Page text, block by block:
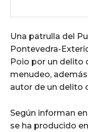
Una patrulla del
Pontevedra-
Poio por un delito
menudeo,
autor de un delito
Según informan
se ha producido